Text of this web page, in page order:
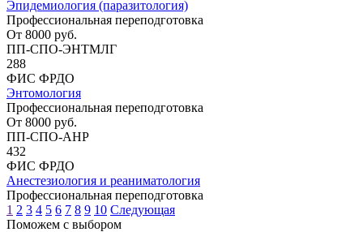
Эпидемиология (паразитология)
Профессиональная переподготовка
От 8000 руб.
ПП-СПО-ЭНТМЛГ
288
ФИС ФРДО
Энтомология
Профессиональная переподготовка
От 8000 руб.
ПП-СПО-АНР
432
ФИС ФРДО
Анестезиология и реаниматология
Профессиональная переподготовка
1 2 3 4 5 6 7 8 9 10 Следующая
Поможем с выбором